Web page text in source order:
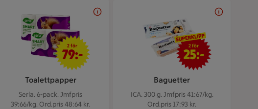
Toalettpapper
Serla. 6-pack. Jmfpris
39:66/kg. Ord.pris 48:64 kr.
2 för 79 kr
2 för
79:-
Baguetter
ICA. 300 g. Jmfpris 41:67/kg.
Ord.pris 17:93 kr.
2 för 25 kr
2 för
25:-